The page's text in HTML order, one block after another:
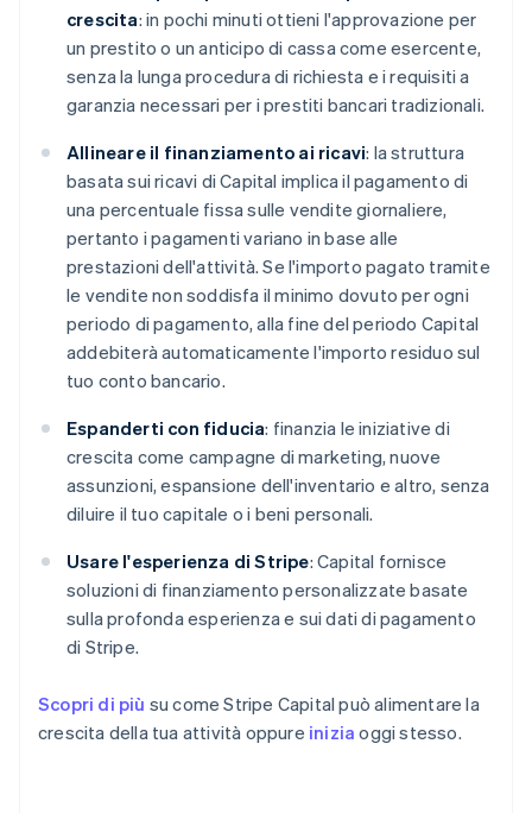
crescita: in pochi minuti ottieni l'approvazione per
un prestito o un anticipo di cassa come esercente,
senza la lunga procedura di richiesta e i requisiti a
garanzia necessari per i prestiti bancari tradizionali.
Allineare il finanziamento ai ricavi: la struttura
basata sui ricavi di Capital implica il pagamento di
una percentuale fissa sulle vendite giornaliere,
pertanto i pagamenti variano in base alle
prestazioni dell'attività. Se l'importo pagato tramite
le vendite non soddisfa il minimo dovuto per ogni
periodo di pagamento, alla fine del periodo Capital
addebiterà automaticamente l'importo residuo sul
tuo conto bancario.
Espanderti con fiducia: finanzia le iniziative di
crescita come campagne di marketing, nuove
assunzioni, espansione dell'inventario e altro, senza
diluire il tuo capitale o i beni personali.
Usare l'esperienza di Stripe: Capital fornisce
soluzioni di finanziamento personalizzate basate
sulla profonda esperienza e sui dati di pagamento
di Stripe.
Scopri di più su come Stripe Capital può alimentare la
crescita della tua attività oppure inizia oggi stesso.